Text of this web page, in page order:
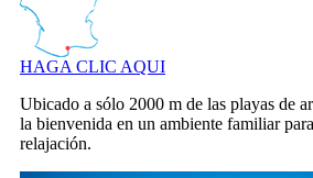
HAGA CLIC AQUI
Ubicado a sólo 2000 m de las playas de
la bienvenida en un ambiente familiar
relajación.